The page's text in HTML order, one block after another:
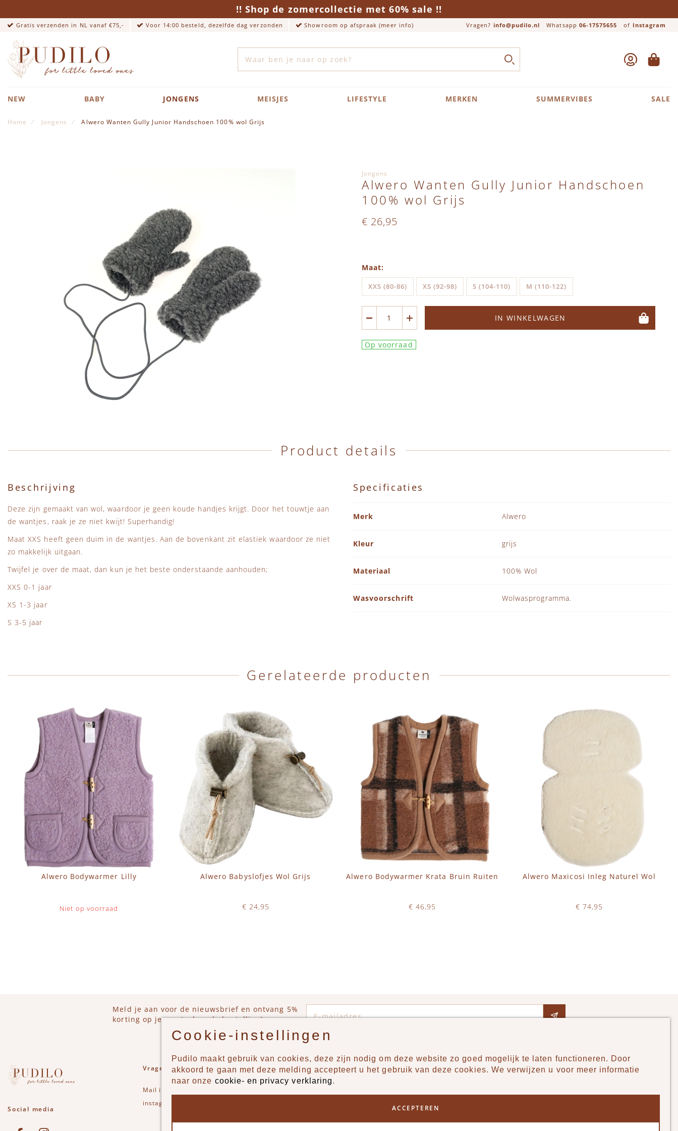
!! Shop de zomercollectie met 60% sale !!
Gratis verzenden in NL vanaf €75,- Voor 14:00 besteld, dezelfde dag verzonden Showroom op afspraak (meer info) Vragen? info@pudilo.nl Whatsapp 06-17575655 of Instagram
Close search
ZOEK ACCOUNT
NEW BABY JONGENS MEISJES LIFESTYLE MERKEN SUMMERVIBES SALE
Home Jongens Alwero Wanten Gully Junior Handschoen 100% wol Grijs
Jongens
Alwero Wanten Gully Junior Handschoen
100% wol Grijs
€ 26,95
Maat
XXS (80-86) XS (92-98) S (104-110) M (110-122)
IN WINKELWAGEN
Op voorraad
Product details
Beschrijving
Deze zijn gemaakt van wol, waardoor je geen koude handjes krijgt. Door het touwtje aan
de wantjes, raak je ze niet kwijt! Superhandig!
Maat XXS heeft geen duim in de wantjes. Aan de bovenkant zit elastiek waardoor ze niet
zo makkelijk uitgaan.
Twijfel je over de maat, dan kun je het beste onderstaande aanhouden;
XXS 0-1 jaar
XS 1-3 jaar
S 3-5 jaar
Specificaties
Merk
Alwero
Kleur grijs
Materiaal 100% Wol
Wasvoorschrift Wolwasprogramma.
Gerelateerde producten
Alwero Bodywarmer Lilly
Niet op voorraad
Alwero Babyslofjes Wol Grijs
€ 24,95
Alwero Bodywarmer Krata Bruin Ruiten
€ 46,95
Alwero Maxicosi Inleg Naturel Wol
€ 74,95
Meld je aan voor de nieuwsbrief en ontvang 5%
korting op je eerstvolgende bestelling!
Social media
See our FacebookBekijk onze Instagram pagina
Vragen of opmerkingen?
Mail info@pudilo.nl
instagram
Producten Pudilo
Cookie-instellingen
Pudilo maakt gebruik van cookies, deze zijn nodig om deze website zo goed mogelijk te laten functioneren. Door
akkoord te gaan met deze melding accepteert u het gebruik van deze cookies. We verwijzen u voor meer informatie
naar onze cookie- en privacy verklaring.
ACCEPTEREN